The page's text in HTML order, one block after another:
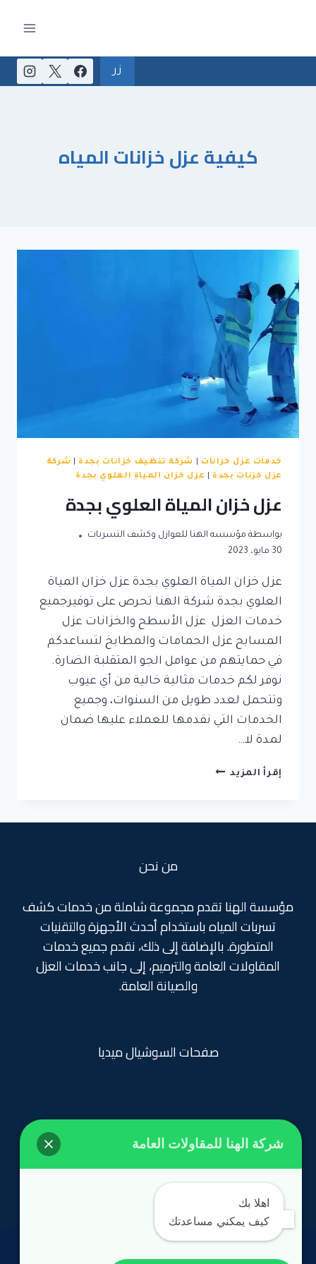
زر
كيفية عزل خزانات المياه
خدمات عزل خزانات شركة تنظيف خزانات بجدة
شركة
عزل خزنات بجدة
عزل خزان المياة العلوي بجدة
عزل خزان المياة العلوي بجدة
بواسطة مؤسسه الهنا للعوازل وكشف التسربات
30 مايو، 2023
عزل خزان المياة العلوي بجدة عزل خزان المياة
العلوي بجدة شركة الهنا تحرص على توفيرجميع
خدمات العزل عزل الأسطح والخزانات عزل
المسابح عزل الحمامات والمطابخ لتساعدكم
في حمايتهم من عوامل الجو المتقلبة الضارة.
نوفر لكم خدمات مثالية خالية من أي عيوب
وتتحمل لعدد طويل من السنوات، وجميع
الخدمات التي نقدمها للعملاء عليها ضمان
لمدة لا…
إقرأ المزيد عزل
من نحن
مؤسسة الهنا تقدم مجموعة شاملة من خدمات كشف
تسربات المياه باستخدام أحدث الأجهزة والتقنيات
المتطورة. بالإضافة إلى ذلك، نقدم جميع خدمات
المقاولات العامة والترميم، إلى جانب خدمات العزل
والصيانة العامة.
صفحات السوشيال ميديا
روابط تهمك
الرئيسية
شركة الهنا للمقاولات العامة
اهلا بك
كيف يمكني مساعدتك